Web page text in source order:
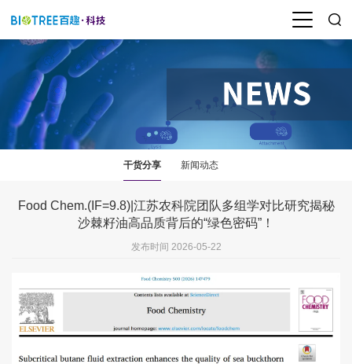
干货分享 新闻动态
Food Chem.(IF=9.8)|江苏农科院团队多组学对比研究揭秘
沙棘籽油高品质背后的“绿色密码”！
发布时间 2026-05-22